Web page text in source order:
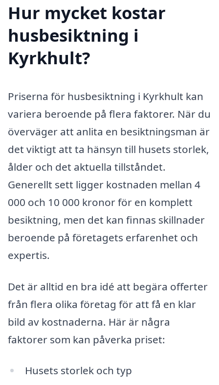
Hur mycket kostar
husbesiktning i
Kyrkhult?
Priserna för husbesiktning i Kyrkhult kan
variera beroende på flera faktorer. När du
överväger att anlita en besiktningsman är
det viktigt att ta hänsyn till husets storlek,
ålder och det aktuella tillståndet.
Generellt sett ligger kostnaden mellan 4
000 och 10 000 kronor för en komplett
besiktning, men det kan finnas skillnader
beroende på företagets erfarenhet och
expertis.
Det är alltid en bra idé att begära offerter
från flera olika företag för att få en klar
bild av kostnaderna. Här är några
faktorer som kan påverka priset:
Husets storlek och typ